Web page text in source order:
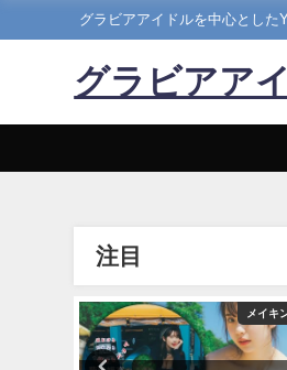
グラビアアイドルを中心とした
グラビアア
注目
メイキ